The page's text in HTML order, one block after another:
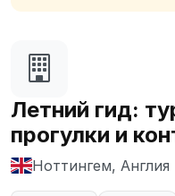
Летний гид:
прогулки и
Ноттингем, Англия